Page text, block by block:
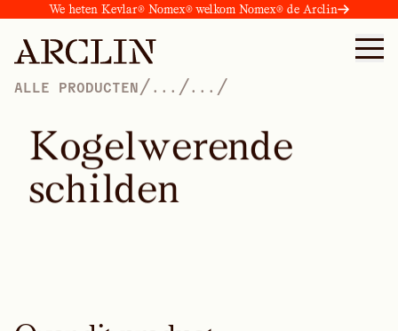
We heten Kevlar® Nomex® welkom Nomex® de Arclin
ALLE PRODUCTEN / ... /... /
Kogelwerende
schilden